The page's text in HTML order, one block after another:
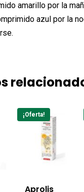
amarillo por la
azul por la
¡Oferta!
Aprolis